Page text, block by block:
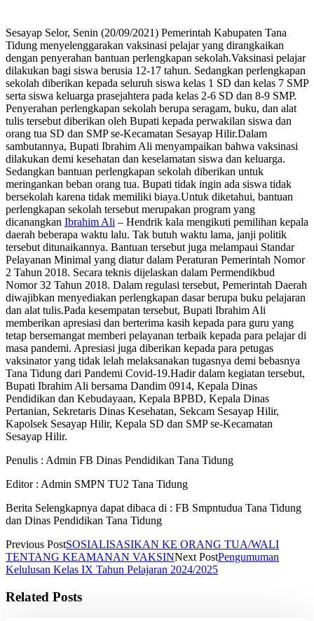
Sesayap Selor, Senin (20/09/2021) Pemerintah Kabupaten Tana
Tidung menyelenggarakan vaksinasi pelajar yang dirangkaikan
dengan penyerahan bantuan perlengkapan sekolah.Vaksinasi pelajar
dilakukan bagi siswa berusia 12-17 tahun. Sedangkan perlengkapan
sekolah diberikan kepada seluruh siswa kelas 1 SD dan kelas 7 SMP
serta siswa keluarga prasejahtera pada kelas 2-6 SD dan 8-9 SMP.
Penyerahan perlengkapan sekolah berupa seragam, buku, dan alat
tulis tersebut diberikan oleh Bupati kepada perwakilan siswa dan
orang tua SD dan SMP se-Kecamatan Sesayap Hilir.Dalam
sambutannya, Bupati Ibrahim Ali menyampaikan bahwa vaksinasi
dilakukan demi kesehatan dan keselamatan siswa dan keluarga.
Sedangkan bantuan perlengkapan sekolah diberikan untuk
meringankan beban orang tua. Bupati tidak ingin ada siswa tidak
bersekolah karena tidak memiliki biaya.Untuk diketahui, bantuan
perlengkapan sekolah tersebut merupakan program yang
dicanangkan Ibrahim Ali – Hendrik kala mengikuti pemilihan kepala
daerah beberapa waktu lalu. Tak butuh waktu lama, janji politik
tersebut ditunaikannya. Bantuan tersebut juga melampaui Standar
Pelayanan Minimal yang diatur dalam Peraturan Pemerintah Nomor
2 Tahun 2018. Secara teknis dijelaskan dalam Permendikbud
Nomor 32 Tahun 2018. Dalam regulasi tersebut, Pemerintah Daerah
diwajibkan menyediakan perlengkapan dasar berupa buku pelajaran
dan alat tulis.Pada kesempatan tersebut, Bupati Ibrahim Ali
memberikan apresiasi dan berterima kasih kepada para guru yang
tetap bersemangat memberi pelayanan terbaik kepada para pelajar di
masa pandemi. Apresiasi juga diberikan kepada para petugas
vaksinator yang tidak lelah melaksanakan tugasnya demi bebasnya
Tana Tidung dari Pandemi Covid-19.Hadir dalam kegiatan tersebut,
Bupati Ibrahim Ali bersama Dandim 0914, Kepala Dinas
Pendidikan dan Kebudayaan, Kepala BPBD, Kepala Dinas
Pertanian, Sekretaris Dinas Kesehatan, Sekcam Sesayap Hilir,
Kapolsek Sesayap Hilir, Kepala SD dan SMP se-Kecamatan
Sesayap Hilir.
Penulis : Admin FB Dinas Pendidikan Tana Tidung
Editor : Admin SMPN TU2 Tana Tidung
Berita Selengkapnya dapat dibaca di : FB Smpntudua Tana Tidung
dan Dinas Pendidikan Tana Tidung
Previous PostSOSIALISASIKAN KE ORANG TUA/WALI
TENTANG KEAMANAN VAKSINNext PostPengumuman
Kelulusan Kelas IX Tahun Pelajaran 2024/2025
Related Posts